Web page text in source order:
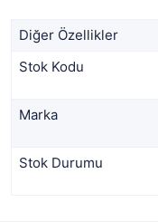
Diğer Özellikler
Stok Kodu
Marka
Stok Durumu